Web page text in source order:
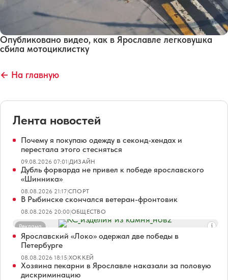
Опубликовано видео, как в Ярославле легковушка
сбила мотоциклистку
← На главную
Лента новостей
Почему я покупаю одежду в секонд-хендах и
перестала этого стесняться
09.08.2026 07:01|ДИЗАЙН
Дубль форварда не привел к победе ярославского
«Шинника»
08.08.2026 21:17|СПОРТ
В Рыбинске скончался ветеран-фронтовик
08.08.2026 20:00|ОБЩЕСТВО
Реклама
Ярославский «Локо» одержал две победы в
Петербурге
08.08.2026 18:15|ХОККЕЙ
Хозяина пекарни в Ярославле наказали за половую
дискриминацию